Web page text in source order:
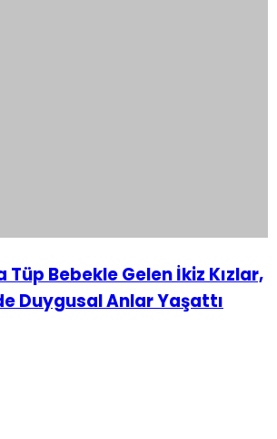
Tüp Bebekle Gelen İkiz Kızlar,
Duygusal Anlar Yaşattı